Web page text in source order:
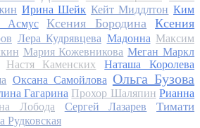
Ирина Шейк Кейт Миддлтон Ким
Асмус Ксения Бородина
Ксения
Лера Кудрявцева Мадонна Максим
Мария Кожевникова Меган Маркл
Настя Каменских
Наташа Королева
Оксана Самойлова Ольга Бузова
Гагарина Прохор Шаляпин Рианна
Лобода Сергей Лазарев
Тимати
Рудковская